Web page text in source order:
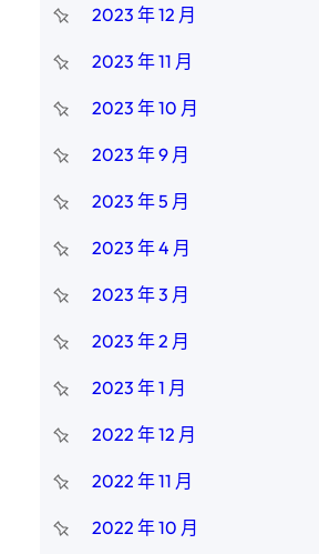
2023 年 12 月
2023 年 11 月
2023 年 10 月
2023 年 9 月
2023 年 5 月
2023 年 4 月
2023 年 3 月
2023 年 2 月
2023 年 1 月
2022 年 12 月
2022 年 11 月
2022 年 10 月